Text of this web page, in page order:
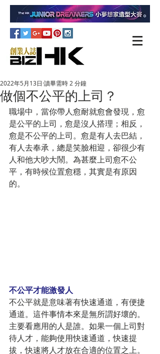
做個不公平的上司？
2022年5月13日 讀畢需時 2 分鐘
職場中，當你帶人愈耐就愈會發現，愈
是公平的上司，愈是沒人搭理；相反，
愈是不公平的上司。愈是有人去巴結，
有人去奉承，總是笑臉相迎，卻很少有
人和他大吵大鬧。為甚麼上司愈不公
平，有時候位置愈穩，其實是有原因
的。
不公平才能激發人
不公平就是意味著有快速通道，有便捷
通道。這件事情本來是無所謂好壞的。
主要看應用的人是誰。如果一個上司對
待人才，能夠使用快速通道，快速提
拔，快速將人才放在合適的位置之上。